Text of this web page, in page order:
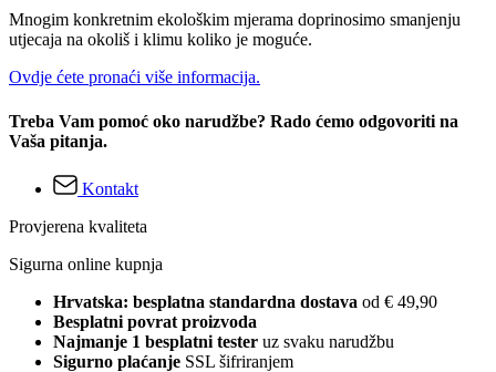
Mnogim konkretnim ekološkim mjerama doprinosimo smanjenju
utjecaja na okoliš i klimu koliko je moguće.
Ovdje ćete pronaći više informacija.
Treba Vam pomoć oko narudžbe? Rado ćemo odgovoriti na
Vaša pitanja.
Kontakt
Provjerena kvaliteta
Sigurna online kupnja
Hrvatska: besplatna standardna dostava od € 49,90
Besplatni povrat proizvoda
Najmanje 1 besplatni tester uz svaku narudžbu
Sigurno plaćanje SSL šifriranjem